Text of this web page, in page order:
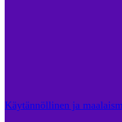
Käytännöllinen ja